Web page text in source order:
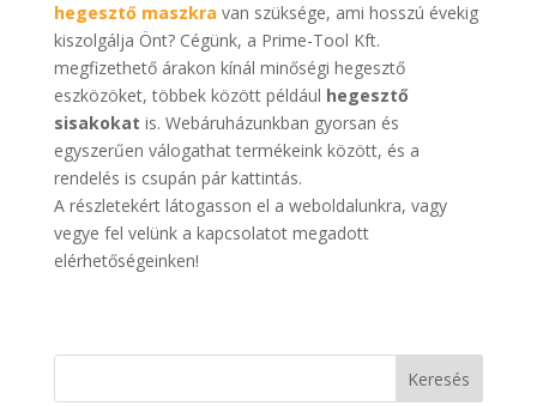
hegesztő maszkra van szüksége, ami hosszú évekig
kiszolgálja Önt? Cégünk, a Prime-Tool Kft.
megfizethető árakon kínál minőségi hegesztő
eszközöket, többek között például hegesztő
sisakokat is. Webáruházunkban gyorsan és
egyszerűen válogathat termékeink között, és a
rendelés is csupán pár kattintás.
A részletekért látogasson el a weboldalunkra, vagy
vegye fel velünk a kapcsolatot megadott
elérhetőségeinken!